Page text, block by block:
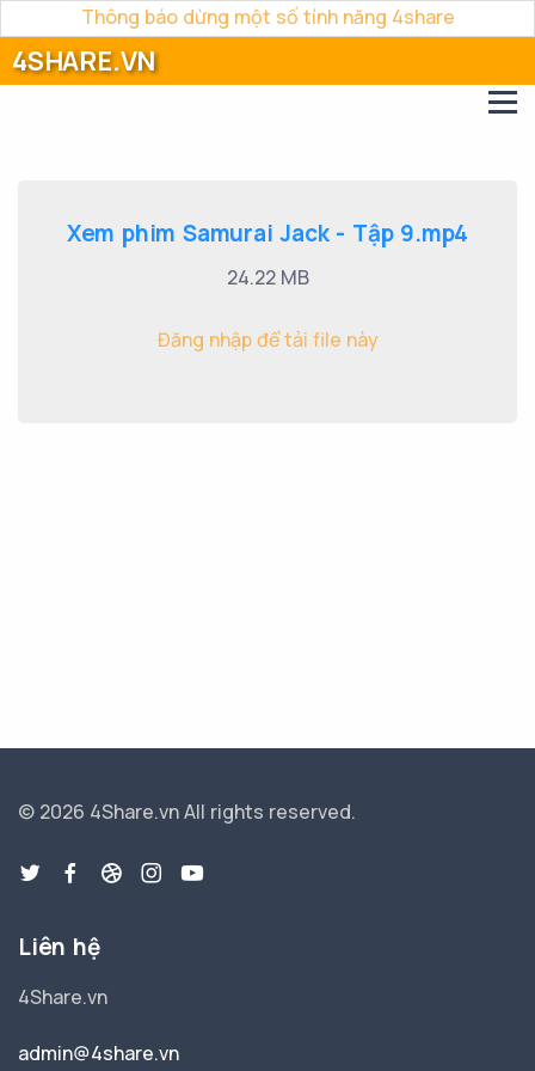
Thông báo dừng một số tính năng 4share
4SHARE.VN
Xem phim Samurai Jack - Tập 9.mp4
24.22 MB
Đăng nhập để tải file này
© 2026 4Share.vnAll rights reserved.
Liên hệ
4Share.vn
admin@4share.vn